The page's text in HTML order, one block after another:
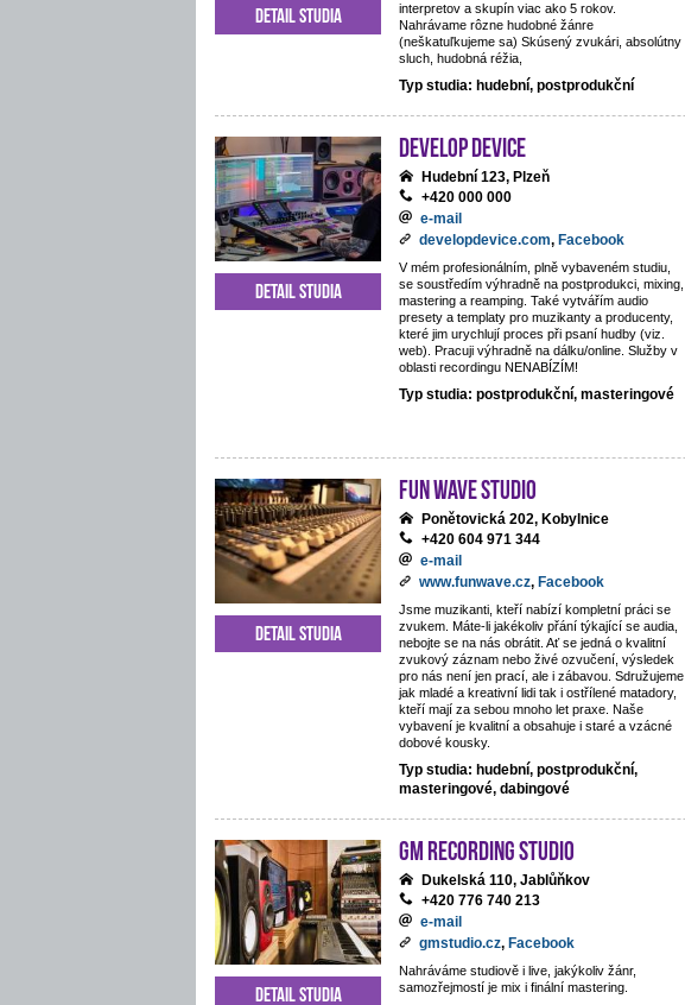
interpretov a skupín viac ako 5 rokov.
Nahrávame rôzne hudobné žánre
(neškatuľkujeme sa) Skúsený zvukári, absolútny
sluch, hudobná réžia,
Typ studia: hudební, postprodukční
Detail studia
Develop Device
Hudební 123, Plzeň
+420 000 000
e-mail
developdevice.com, Facebook
V mém profesionálním, plně vybaveném studiu,
se soustředím výhradně na postprodukci, mixing,
mastering a reamping. Také vytvářím audio
presety a templaty pro muzikanty a producenty,
které jim urychlují proces při psaní hudby (viz.
web). Pracuji výhradně na dálku/online. Služby v
oblasti recordingu NENABÍZÍM!
Typ studia: postprodukční, masteringové
Detail studia
Fun Wave Studio
Ponětovická 202, Kobylnice
+420 604 971 344
e-mail
www.funwave.cz, Facebook
Jsme muzikanti, kteří nabízí kompletní práci se
zvukem. Máte-li jakékoliv přání týkající se audia,
nebojte se na nás obrátit. Ať se jedná o kvalitní
zvukový záznam nebo živé ozvučení, výsledek
pro nás není jen prací, ale i zábavou. Sdružujeme
jak mladé a kreativní lidi tak i ostřílené matadory,
kteří mají za sebou mnoho let praxe. Naše
vybavení je kvalitní a obsahuje i staré a vzácné
dobové kousky.
Typ studia: hudební, postprodukční,
masteringové, dabingové
Detail studia
GM Recording Studio
Dukelská 110, Jablůňkov
+420 776 740 213
e-mail
gmstudio.cz, Facebook
Nahráváme studiově i live, jakýkoliv žánr,
samozřejmostí je mix i finální mastering.
Detail studia